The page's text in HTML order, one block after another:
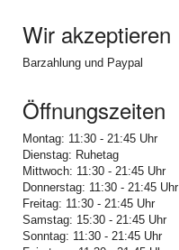
Wir akzeptieren
Barzahlung und Paypal
Öffnungszeiten
Montag: 11:30 - 21:45 Uhr
Dienstag: Ruhetag
Mittwoch: 11:30 - 21:45 Uhr
Donnerstag: 11:30 - 21:45 Uhr
Freitag: 11:30 - 21:45 Uhr
Samstag: 15:30 - 21:45 Uhr
Sonntag: 11:30 - 21:45 Uhr